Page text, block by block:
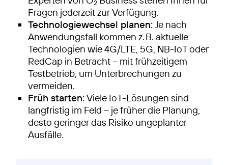
2
Fragen jederzeit zur Verfügung.
Technologiewechsel planen:Je nach
Anwendungsfall kommen z. B. aktuelle
Technologien wie 4G/LTE, 5G, NB-IoT oder
RedCap in Betracht – mit frühzeitigem
Testbetrieb, um Unterbrechungen zu
vermeiden.
Früh starten:Viele IoT-Lösungen sind
langfristig im Feld – je früher die Planung,
desto geringer das Risiko ungeplanter
Ausfälle.